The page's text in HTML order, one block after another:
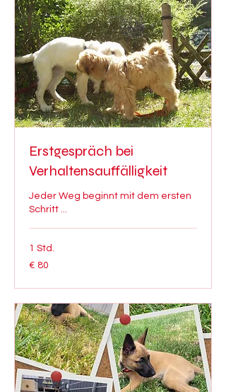
Erstgespräch bei
Verhaltensauffälligkeit
Jeder Weg beginnt mit dem ersten
Schritt ...
1 Std.
80
Euro
€ 80